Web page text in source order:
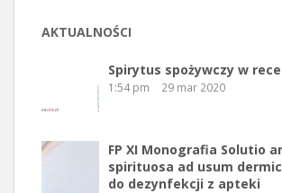
AKTUALNOŚCI
Spirytus spożywczy w
1:54 pm 29 mar 2020
FP XI Monografia Solutio
spirituosa ad usum
do dezynfekcji z apteki